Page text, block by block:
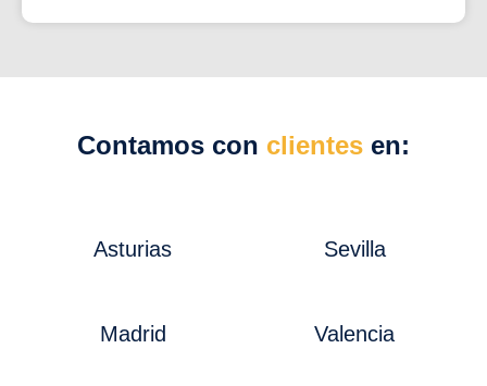
Contamos con clientes en:
Asturias Sevilla
Madrid Valencia